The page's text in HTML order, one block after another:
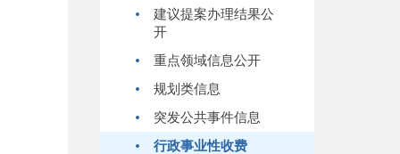
建议提案办理结果公
开
重点领域信息公开
规划类信息
突发公共事件信息
行政事业性收费